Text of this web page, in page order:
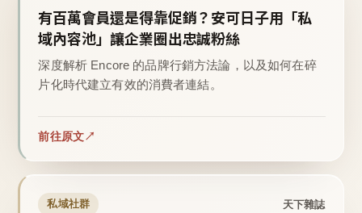
有百萬會員還是得靠促銷？安可日子用「私
域內容池」讓企業圈出忠誠粉絲
深度解析 Encore 的品牌行銷方法論，以及如何在碎
片化時代建立有效的消費者連結。
前往原文
私域社群 天下雜誌